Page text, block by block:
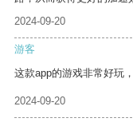
2024-09-20
游客
这款app的游戏非常好玩
2024-09-20